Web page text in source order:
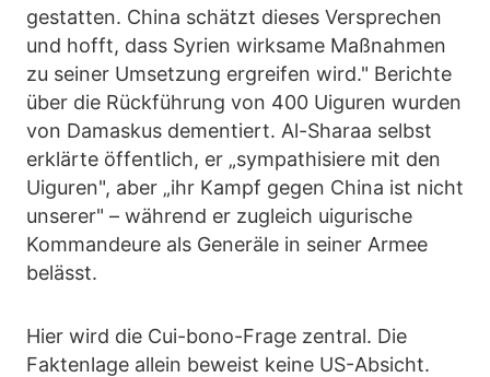
gestatten. China schätzt dieses Versprechen
und hofft, dass Syrien wirksame Maßnahmen
zu seiner Umsetzung ergreifen wird." Berichte
über die Rückführung von 400 Uiguren wurden
von Damaskus dementiert. Al-Sharaa selbst
erklärte öffentlich, er „sympathisiere mit den
Uiguren", aber „ihr Kampf gegen China ist nicht
unserer" – während er zugleich uigurische
Kommandeure als Generäle in seiner Armee
belässt.
Hier wird die Cui-bono-Frage zentral. Die
Faktenlage allein beweist keine US-Absicht.